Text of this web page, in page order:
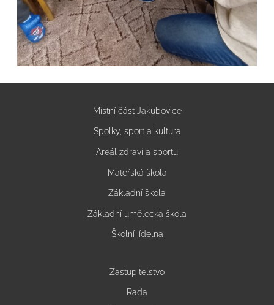
Místní část Jakubovice
Spolky, sport a kultura
Areál zdraví a sportu
Mateřská škola
Základní škola
Základní umělecká škola
Školní jídelna
Zastupitelstvo
Rada